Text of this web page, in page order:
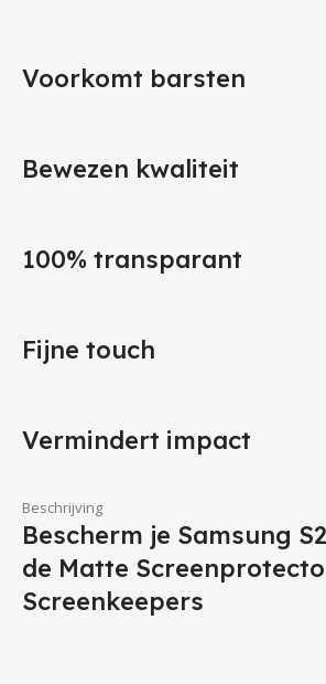
Voorkomt barsten
Bewezen kwaliteit
100% transparant
Fijne touch
Vermindert impact
Beschrijving
Bescherm je Samsung
de Matte
Screenkeepers